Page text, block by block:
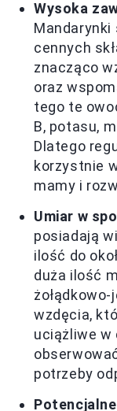
Wysoka
Mandarynki
cennych
znacząco
oraz
tego te
B, potasu,
Dlatego
korzystnie
mamy i
Umiar w
posiadają
ilość do
duża ilość
wzdęcia,
uciążliwe w
potrzeby